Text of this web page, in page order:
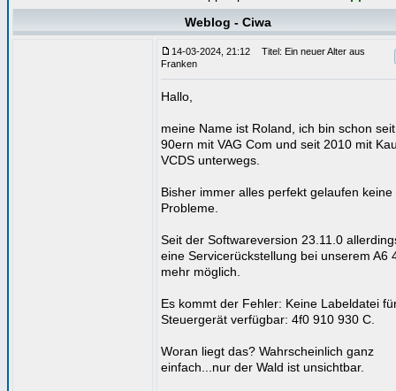
Weblog - Ciwa
14-03-2024, 21:12
Titel: Ein neuer Alter aus
Franken
Hallo,
meine Name ist Roland, ich bin schon
90ern mit VAG Com und seit 2010 mit
VCDS unterwegs.
Bisher immer alles perfekt gelaufen keine
Probleme.
Seit der Softwareversion 23.11.0
eine Servicerückstellung bei unserem A6
mehr möglich.
Es kommt der Fehler: Keine Labeldatei
Steuergerät verfügbar: 4f0 910 930 C.
Woran liegt das? Wahrscheinlich ganz
einfach...nur der Wald ist unsichtbar.